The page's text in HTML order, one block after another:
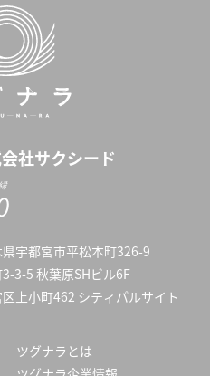
社サクシード
県宇都宮市平松本町326-9
3-5 秋葉原SHビル6F
上小町462 シティパルサイト
ツグナラとは